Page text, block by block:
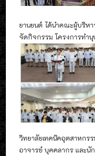
ยานยนต์ ได้นำคณะผู้บริห
จัดกิจกรรม โครงการทำนุ
วิทยาลัยเทคนิคอุตสาหกร
อาจารย์ บุคคลากร และนั